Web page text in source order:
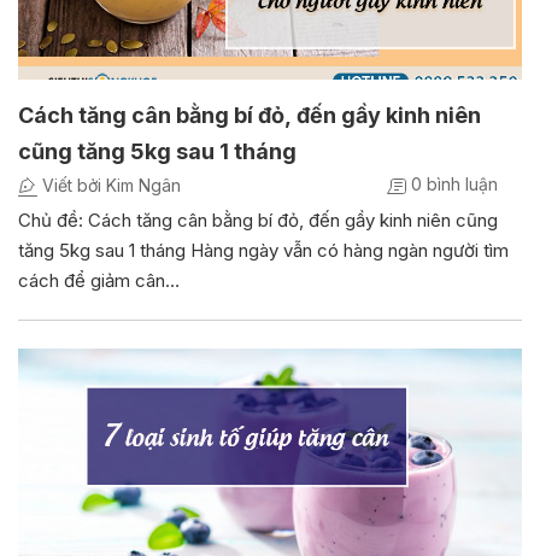
Cách tăng cân bằng bí đỏ, đến gầy kinh niên
cũng tăng 5kg sau 1 tháng
Viết bởi Kim Ngân 0 bình luận
Chủ đề: Cách tăng cân bằng bí đỏ, đến gầy kinh niên cũng
tăng 5kg sau 1 tháng Hàng ngày vẫn có hàng ngàn người tìm
cách để giảm cân…